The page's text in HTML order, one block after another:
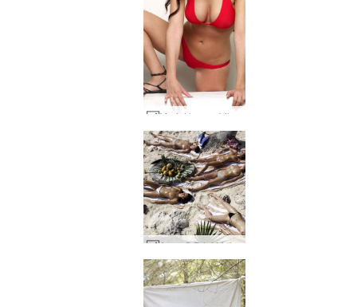
Anna S Brigi Melissa Muriel Suzie Suzie Carina Meksika'da piknik bölüm 1 #30